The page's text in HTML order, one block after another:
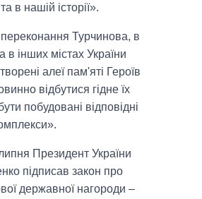
в нашій історії».
Турчинова, в
в інших містах України
алеї пам'яті Героїв
відбутися гідне їх
побудовані відповідні
Президент України
підписав закон про
державної нагороди –